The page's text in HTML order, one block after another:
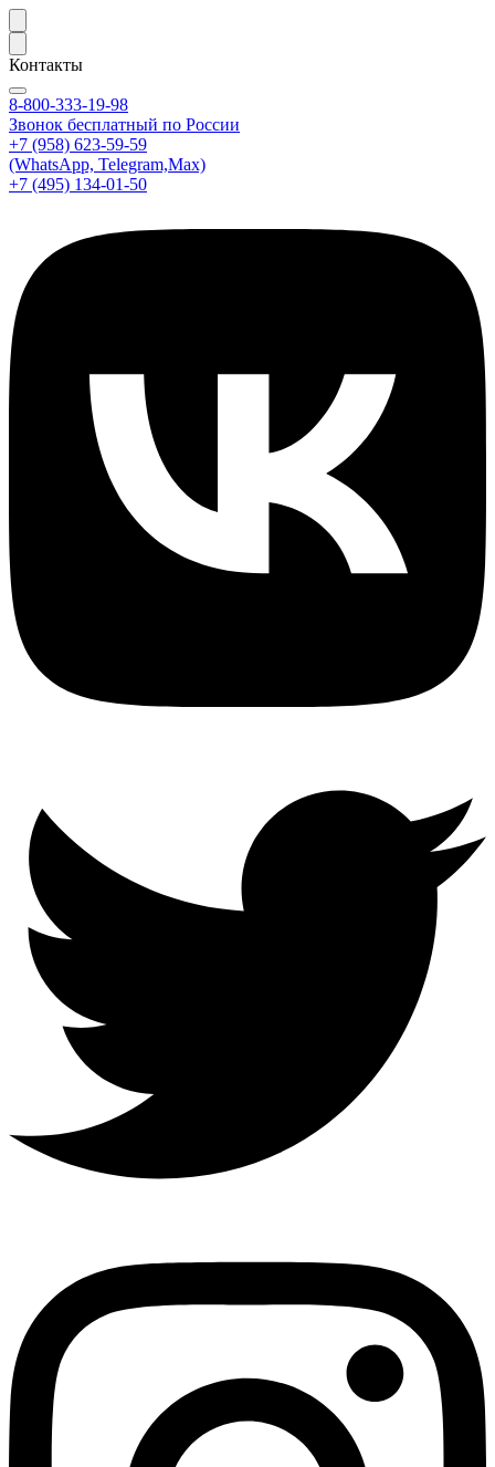
Контакты
8-800-333-19-98
Звонок бесплатный по России
+7 (958) 623-59-59
(WhatsApp, Telegram,Max)
+7 (495) 134-01-50